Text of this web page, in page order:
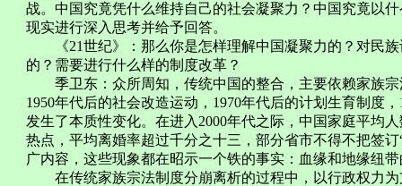
战。中国究竟凭什么维持自己的社会凝聚力？中国究竟以
现实进行深入思考并给予回答。
《21世纪》：那么你是怎样理解中国凝聚力的？对民族
的？需要进行什么样的制度改革？
季卫东：众所周知，传统中国的整合，主要依赖家族宗
1950年代后的社会改造运动，1970年代后的计划生育制度
发生了本质性变化。在进入2000年代之际，中国家庭平均
热点，平均离婚率超过千分之十三，部分省市不得不把签
广内容，这些现象都在昭示一个铁的事实：血缘和地缘纽
在传统家族宗法制度分崩离析的过程中，以行政权力为